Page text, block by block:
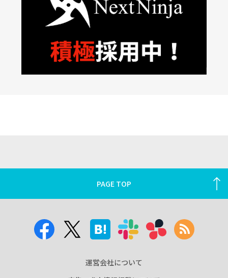
PAGE TOP
運営会社について